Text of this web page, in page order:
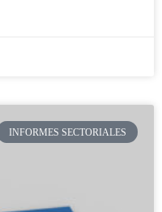
INFORMES SECTORIALES